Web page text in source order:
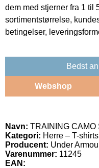
dem med stjerner fra 1 til
sortimentstørrelse,
betingelser,
Bedst
Webshop
Navn: TRAINING CAMO
Kategori: Herre – T-
Producent: Under
Varenummer: 11245
EAN: